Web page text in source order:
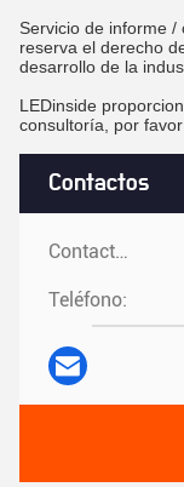
Contactos
Contactos:
Teléfono:
Servicio de informe
reserva el derecho
desarrollo de la
LEDinside
consultoría, por